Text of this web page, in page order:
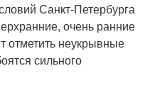
Санкт-Петербурга
очень ранние
отметить неукрывные
сильного